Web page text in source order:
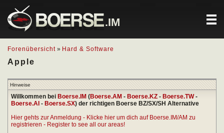
.IM
Forenübersicht » Hard & Software
Apple
Hinweise
Willkommen bei Boerse.IM (Boerse.AM - Boerse.KZ - Boerse.TW-
Boerse.AI - Boerse.SX) der richtigen Boerse BZ/SX/SH Alternative
Hier gehts zur Anmeldung - Klicke hier um dich auf Boerse.IM/AM zu
registrieren - Register to see all our areas!